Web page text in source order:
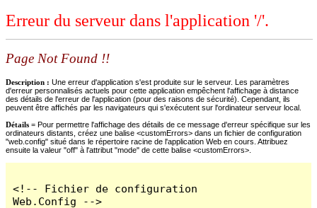
Erreur du serveur dans l'application '/'.
Page Not Found !!
Description : Une erreur d'application s'est produite sur le serveur. Les paramètres
d'erreur personnalisés actuels pour cette application empêchent l'affichage à distance
des détails de l'erreur de l'application (pour des raisons de sécurité). Cependant, ils
peuvent être affichés par les navigateurs qui s'exécutent sur l'ordinateur serveur local.
Détails = Pour permettre l'affichage des détails de ce message d'erreur spécifique sur les
ordinateurs distants, créez une balise <customErrors> dans un fichier de configuration
"web.config" situé dans le répertoire racine de l'application Web en cours. Attribuez
ensuite la valeur "off" à l'attribut "mode" de cette balise <customErrors>.
<!-- Fichier de configuration
Web.Config -->